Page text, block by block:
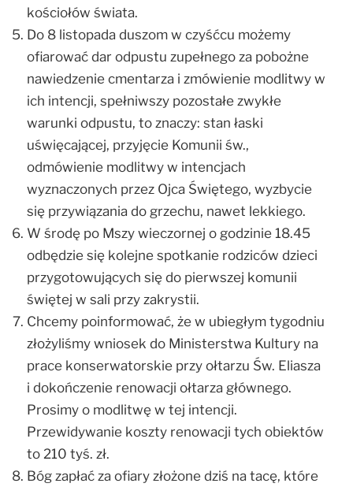
kościołów świata.
Do 8 listopada duszom w czyśćcu możemy
ofiarować dar odpustu zupełnego za pobożne
nawiedzenie cmentarza i zmówienie modlitwy w
ich intencji, spełniwszy pozostałe zwykłe
warunki odpustu, to znaczy: stan łaski
uświęcającej, przyjęcie Komunii św.,
odmówienie modlitwy w intencjach
wyznaczonych przez Ojca Świętego, wyzbycie
się przywiązania do grzechu, nawet lekkiego.
W środę po Mszy wieczornej o godzinie 18.45
odbędzie się kolejne spotkanie rodziców dzieci
przygotowujących się do pierwszej komunii
świętej w sali przy zakrystii.
Chcemy poinformować, że w ubiegłym tygodniu
złożyliśmy wniosek do Ministerstwa Kultury na
prace konserwatorskie przy ołtarzu Św. Eliasza
i dokończenie renowacji ołtarza głównego.
Prosimy o modlitwę w tej intencji.
Przewidywanie koszty renowacji tych obiektów
to 210 tyś. zł.
Bóg zapłać za ofiary złożone dziś na tacę, które